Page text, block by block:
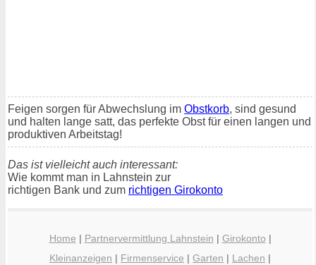
Feigen sorgen für Abwechslung im Obstkorb, sind gesund
und halten lange satt, das perfekte Obst für einen langen und
produktiven Arbeitstag!
Das ist vielleicht auch interessant:
Wie kommt man in Lahnstein zur
richtigen Bank und zum richtigen Girokonto
Home | Partnervermittlung Lahnstein | Girokonto |
Kleinanzeigen | Firmenservice | Garten | Lachen |